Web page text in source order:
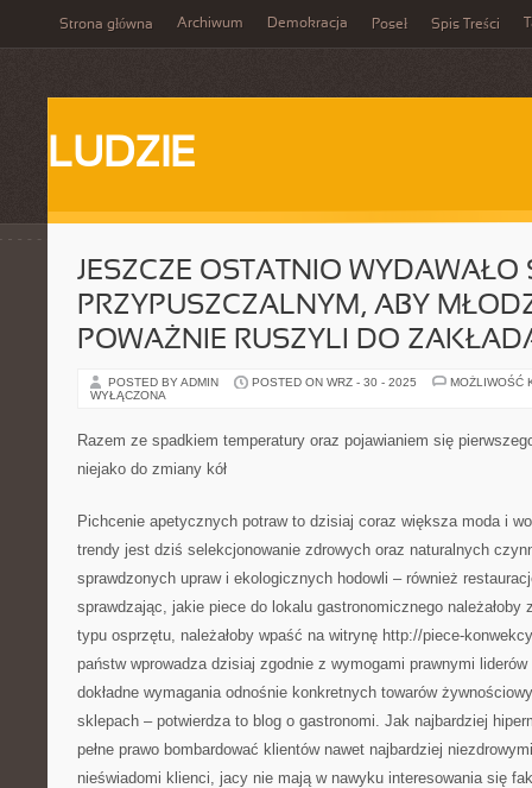
Strona główna Archiwum Demokracja Poseł Spis Treści
LUDZIE
JESZCZE OSTATNIO WYDAWAŁO
PRZYPUSZCZALNYM, ABY
POWAŻNIE RUSZYLI DO
POSTED BY ADMIN POSTED ON WRZ - 30 - 2025
MOŻLIWOŚĆ
WYŁĄCZONA
Razem ze spadkiem temperatury oraz pojawianiem się
niejako do zmiany kół
Pichcenie apetycznych potraw to dzisiaj coraz większa moda i
trendy jest dziś selekcjonowanie zdrowych oraz naturalnych
sprawdzonych upraw i ekologicznych hodowli – również
sprawdzając, jakie piece do lokalu gastronomicznego
typu osprzętu, należałoby wpaść na witrynę http://piece-
państw wprowadza dzisiaj zgodnie z wymogami prawnymi
dokładne wymagania odnośnie konkretnych towarów
sklepach – potwierdza to blog o gastronomi. Jak najbardziej
pełne prawo bombardować klientów nawet najbardziej
nieświadomi klienci, jacy nie mają w nawyku interesowania się